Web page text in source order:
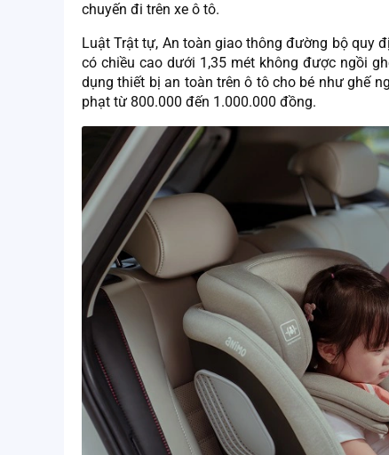
chuyến đi trên xe ô tô.
Luật Trật tự, An toàn giao thông đường bộ quy
có chiều cao dưới 1,35 mét không được ngồi
dụng thiết bị an toàn trên ô tô cho bé như ghế
phạt từ 800.000 đến 1.000.000 đồng.